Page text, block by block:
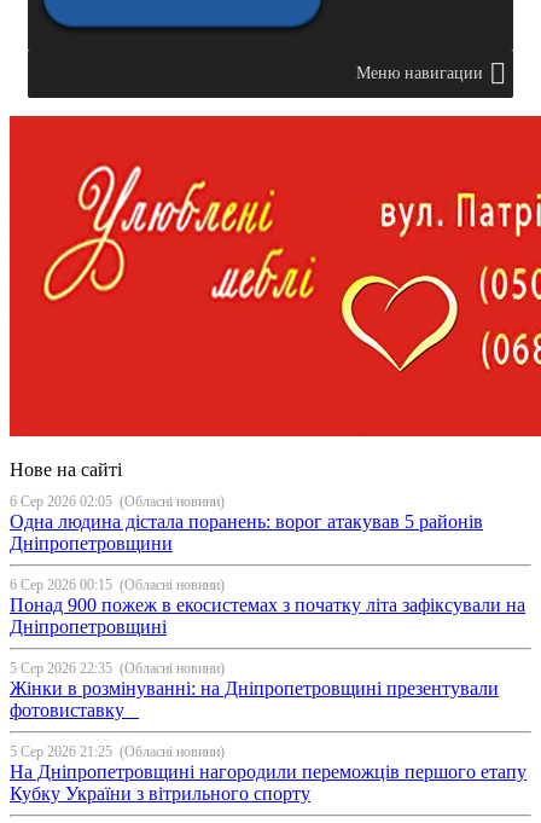
Меню навигации
Нове на сайті
6 Сер 2026 02:05 (Обласні новини)
Одна людина дістала поранень: ворог атакував 5 районів
Дніпропетровщини
6 Сер 2026 00:15 (Обласні новини)
Понад 900 пожеж в екосистемах з початку літа зафіксували на
Дніпропетровщині
5 Сер 2026 22:35 (Обласні новини)
Жінки в розмінуванні: на Дніпропетровщині презентували
фотовиставку
5 Сер 2026 21:25 (Обласні новини)
На Дніпропетровщині нагородили переможців першого етапу
Кубку України з вітрильного спорту